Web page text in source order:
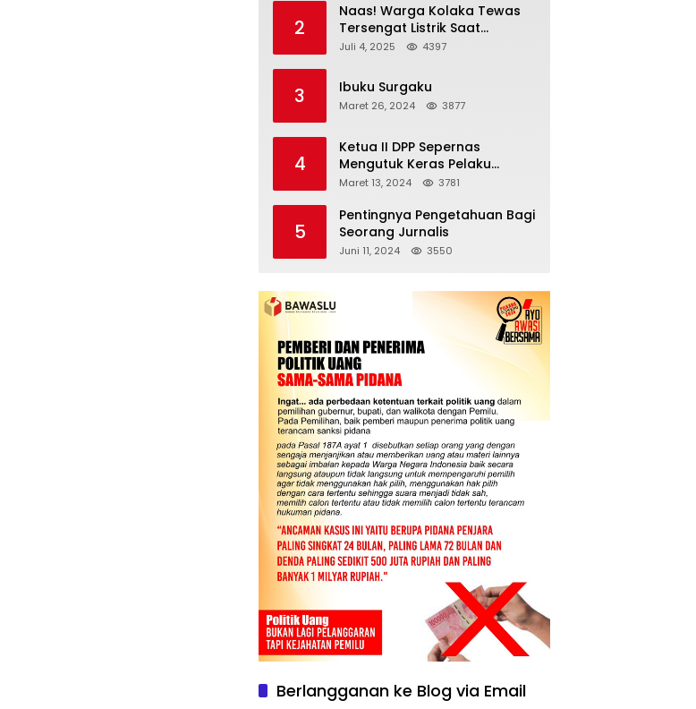
2
Naas! Warga Kolaka Tewas
Tersengat Listrik Saat
Persiapan Grand Opening
Juli 4, 2025 4397
3 Ibuku Surgaku
Maret 26, 2024 3877
4
Ketua II DPP Sepernas
Mengutuk Keras Pelaku
Pengeroyokan Wartawan
Maret 13, 2024 3781
5
Pentingnya Pengetahuan Bagi
Seorang Jurnalis
Juni 11, 2024 3550
Berlangganan ke Blog via Email